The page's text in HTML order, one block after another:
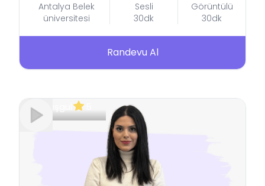
Antalya Belek
üniversitesi
Sesli
30dk
Görüntülü
30dk
Randevu Al